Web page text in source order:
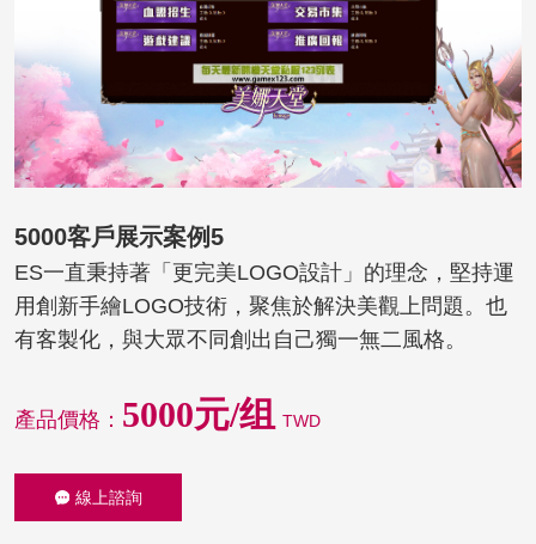
5000客戶展示案例5
ES一直秉持著「更完美LOGO設計」的理念，堅持運
用創新手繪LOGO技術，聚焦於解決美觀上問題。也
有客製化，與大眾不同創出自己獨一無二風格。
產品價格： 5000元/组 TWD
線上諮詢